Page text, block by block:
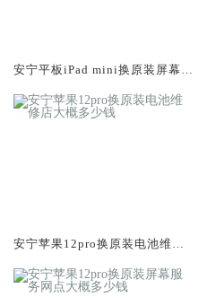
安宁平板iPad mini换原装屏幕服
安宁苹果12pro换原装电池维修